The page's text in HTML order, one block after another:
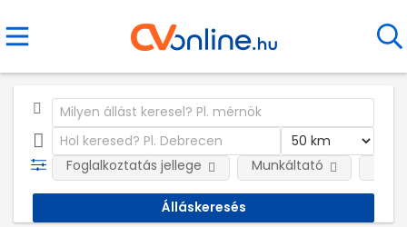
Foglalkoztatás jellege Munkáltató